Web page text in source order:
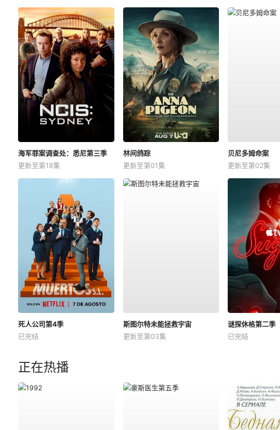
海军罪案调查处：悉尼第三季
更新至第18集
林间鸽踪
更新至第01集
贝尼多姆命案
更新至第02集
死人公司第4季
已完结
斯图尔特未能拯救宇宙
更新至第03集
谜探休格第二季
已完结
正在热播